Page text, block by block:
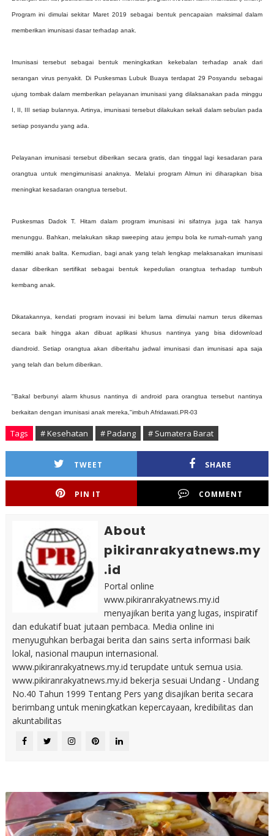
Program ini dimulai sekitar Maret 2019 sebagai bentuk pencapaian maksimal dalam
memberikan imunisasi dasar terhadap anak.
Imunisasi tersebut sebagai bentuk meningkatkan kekebalan terhadap anak dari
serangan virus penyakit. Di Puskesmas Lubuk Buaya terdapat 29 Posyandu sebagai
ujung tombak dalam memberikan pelayanan imunisasi yang dilaksanakan pada minggu
I, II, III setiap bulannya. Artinya, imunisasi tersebut dilakukan sekali dalam sebulan pada
setiap posyandu yang ada.
Pelayanan imunisasi tersebut diberikan secara gratis, dan tinggal lagi kesadaran para
orangtua untuk mengimunisasi anaknya. Melalui program Almun ini diharapkan bisa
meningkat kesadaran orangtua tersebut.
Puskesmas Dadok T. Hitam dalam program imunisasi ini sifatnya juga tak hanya
menunggu. Bahkan, melakukan sikap sweeping atau jempu bola ke rumah-rumah yang
memiliki anak balita. Kemudian, bagi anak yang telah lengkap melaksanakan imunisasi
dasar diberikan sertifikat sebagai bentuk kepedulian orangtua terhadap tumbuh
kembang anak.
Dikatakannya, kendati program inovasi ini belum lama dimulai namun terus dikemas
secara baik hingga akan dibuat aplikasi khusus nantinya yang bisa didownload
diandroid. Setiap orangtua akan diberitahu jadwal imunisasi dan imunisasi apa saja
yang telah dan belum diberikan.
"Bakal berbunyi alarm khusus nantinya di android para orangtua tersebut nantinya
berkaitan dengan imunisasi anak mereka,"imbuh Afridawati.PR-03
Tags # Kesehatan # Padang # Sumatera Barat
TWEET SHARE
PIN IT COMMENT
About
pikiranrakyatnews.my
.id
Portal online
www.pikiranrakyatnews.my.id
menyajikan berita yang lugas, inspiratif
dan edukatif buat jutaan pembaca. Media online ini
menyuguhkan berbagai berita dan sains serta informasi baik
lokal, nasional maupun internasional.
www.pikiranrakyatnews.my.id terupdate untuk semua usia.
www.pikiranrakyatnews.my.id bekerja sesuai Undang - Undang
No.40 Tahun 1999 Tentang Pers yang disajikan berita secara
berimbang untuk meningkatkan kepercayaan, kredibilitas dan
akuntabilitas